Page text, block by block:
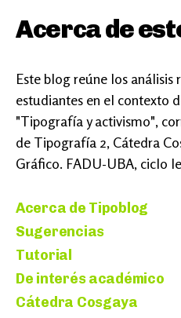
Acerca de
Este blog reúne los análisis
estudiantes en el contexto
"Tipografía y activismo",
de Tipografía 2, Cátedra
Gráfico. FADU-UBA, ciclo
Acerca de Tipoblog
Sugerencias
Tutorial
De interés académico
Cátedra Cosgaya